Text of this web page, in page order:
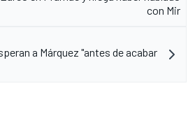
con Mir
a Márquez "antes de acabar